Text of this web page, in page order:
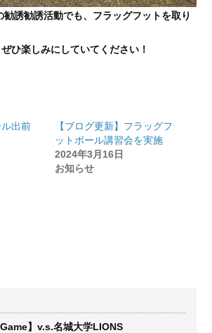
誘勧誘活動でも、フラッグフットを取り
ひ楽しみにしていてください！
出前
【ブログ更新】フラッグフ
ットボール講習会を実施
2024年3月16日
お知らせ
】v.s.名城大学LIONS